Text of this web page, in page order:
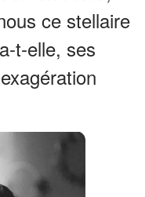
ce stellaire
t-elle, ses